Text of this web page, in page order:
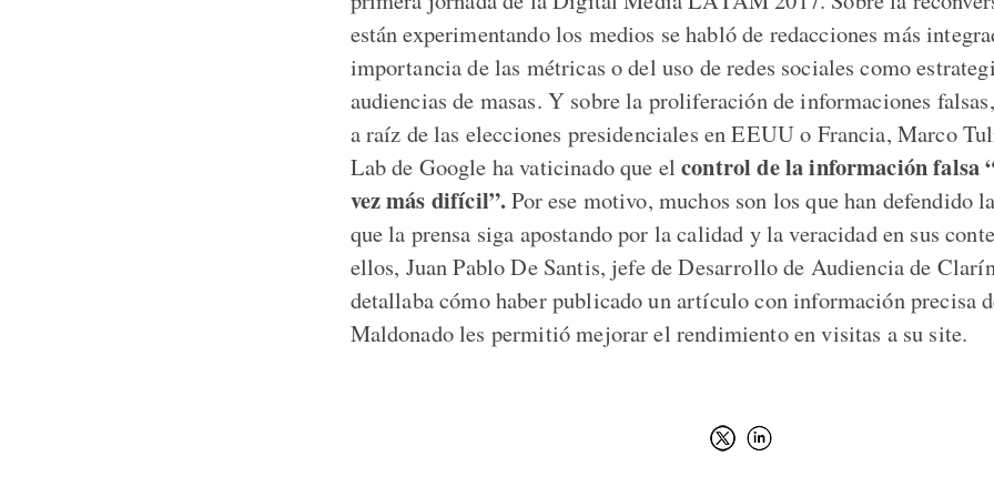
están experimentando los medios se habló de redacciones más
importancia de las métricas o del uso de redes sociales como
audiencias de masas. Y sobre la proliferación de informaciones
a raíz de las elecciones presidenciales en EEUU o Francia, Marco
Lab de Google ha vaticinado que elcontrol de la información falsa
vez más difícil”.Por ese motivo, muchos son los que han defendido
que la prensa siga apostando por la calidad y la veracidad en sus
ellos, Juan Pablo De Santis, jefe de Desarrollo de Audiencia de
detallaba cómo haber publicado un artículo con información precisa
Maldonado les permitió mejorar el rendimiento en visitas a su site.